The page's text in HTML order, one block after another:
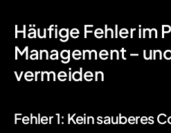
Häufige Fehler im
Management –
vermeiden
Fehler 1: Kein sauberes